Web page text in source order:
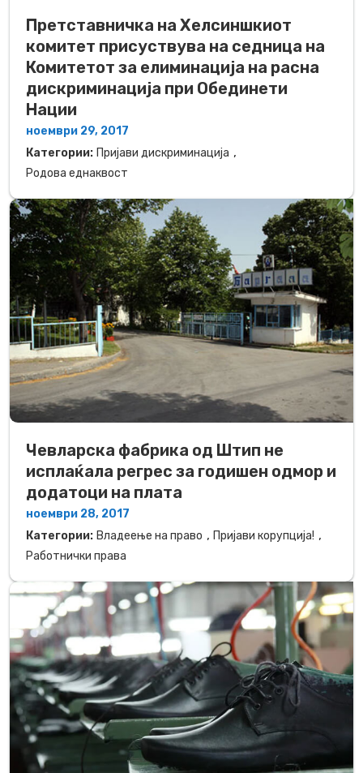
Претставничка на Хелсиншкиот
комитет присуствува на седница на
Комитетот за елиминација на расна
дискриминација при Обединети
Нации
ноември 29, 2017
Категории: Пријави дискриминација ,
Родова еднаквост
Чевларска фабрика од Штип не
исплаќала регрес за годишен одмор и
додатоци на плата
ноември 28, 2017
Категории: Владеење на право , Пријави корупција! ,
Работнички права